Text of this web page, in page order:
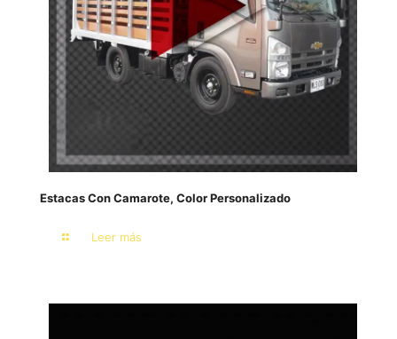
Estacas Con Camarote, Color Personalizado
Leer más